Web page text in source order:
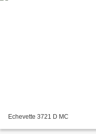
Echevette 3721 D MC